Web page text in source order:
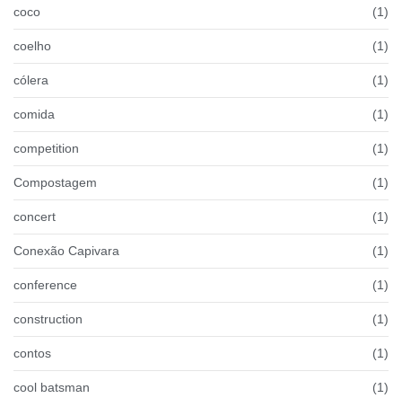
coco (1)
coelho (1)
cólera (1)
comida (1)
competition (1)
Compostagem (1)
concert (1)
Conexão Capivara (1)
conference (1)
construction (1)
contos (1)
cool batsman (1)